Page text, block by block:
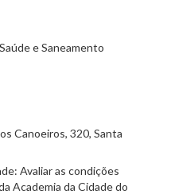
e Saneamento
Canoeiros, 320, Santa
Avaliar as condições
Academia da Cidade do